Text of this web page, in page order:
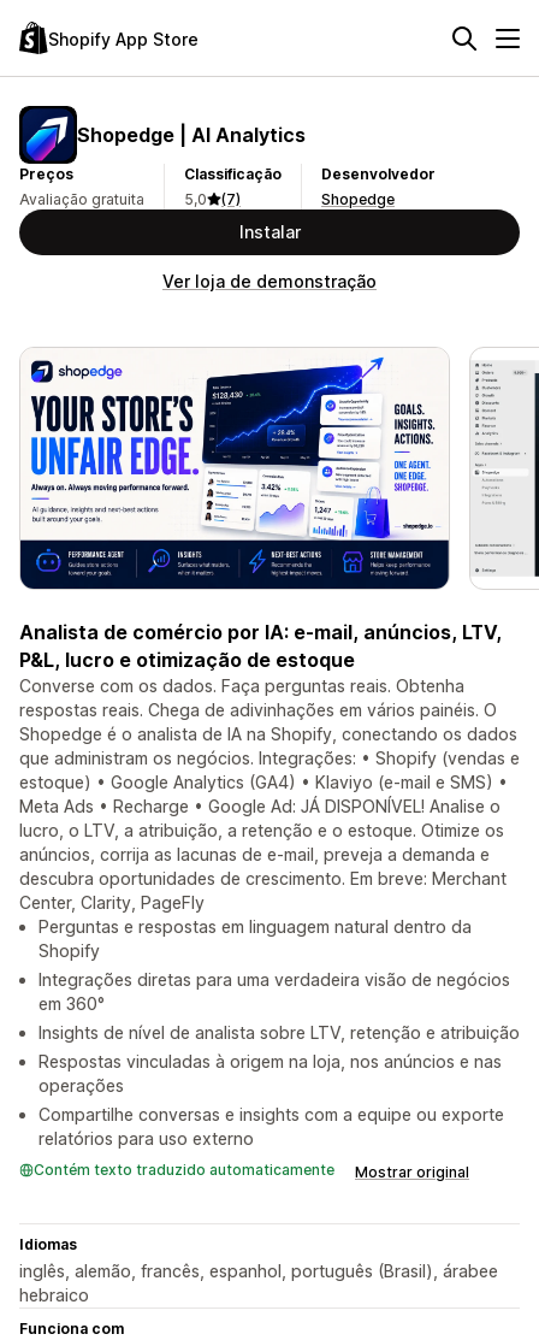
Shopify App Store
Shopedge | AI Analytics
Preços
Avaliação gratuita
Classificação
5,0
(7)
Desenvolvedor
Shopedge
Instalar
Ver loja de demonstração
Analista de comércio por IA: e-mail, anúncios, LTV,
P&L, lucro e otimização de estoque
Converse com os dados. Faça perguntas reais. Obtenha
respostas reais. Chega de adivinhações em vários painéis. O
Shopedge é o analista de IA na Shopify, conectando os dados
que administram os negócios. Integrações: • Shopify (vendas e
estoque) • Google Analytics (GA4) • Klaviyo (e-mail e SMS) •
Meta Ads • Recharge • Google Ad: JÁ DISPONÍVEL! Analise o
lucro, o LTV, a atribuição, a retenção e o estoque. Otimize os
anúncios, corrija as lacunas de e-mail, preveja a demanda e
descubra oportunidades de crescimento. Em breve: Merchant
Center, Clarity, PageFly
Perguntas e respostas em linguagem natural dentro da
Shopify
Integrações diretas para uma verdadeira visão de negócios
em 360°
Insights de nível de analista sobre LTV, retenção e atribuição
Respostas vinculadas à origem na loja, nos anúncios e nas
operações
Compartilhe conversas e insights com a equipe ou exporte
relatórios para uso externo
Contém texto traduzido automaticamente Mostrar original
Idiomas
inglês, alemão, francês, espanhol, português (Brasil), árabee
hebraico
Funciona com